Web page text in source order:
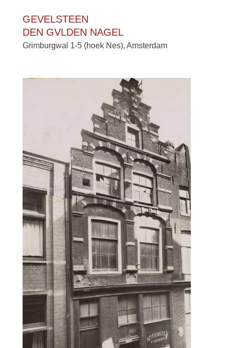
GEVELSTEEN
DEN GVLDEN NAGEL
Grimburgwal 1-5 (hoek Nes), Amsterdam